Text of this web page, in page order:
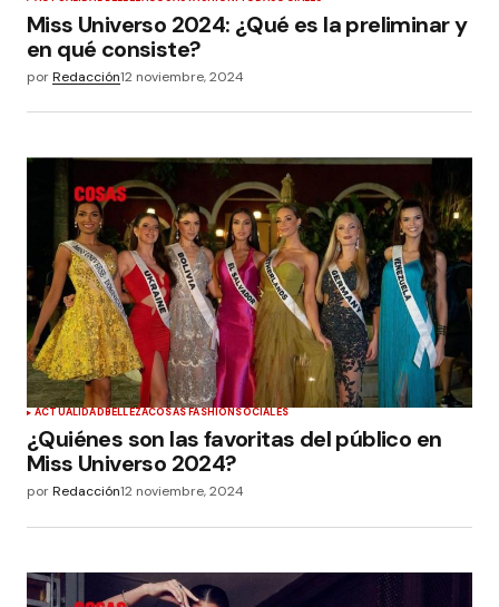
Miss Universo 2024: ¿Qué es la preliminar y
en qué consiste?
porRedacción12 noviembre, 2024
ACTUALIDADBELLEZACOSAS FASHIONSOCIALES
¿Quiénes son las favoritas del público en
Miss Universo 2024?
porRedacción12 noviembre, 2024